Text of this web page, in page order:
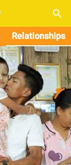
search
Relationships